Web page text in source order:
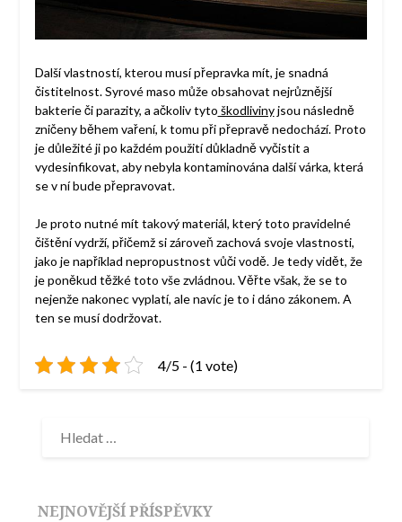
Další vlastností, kterou musí přepravka mít, je snadná
čistitelnost. Syrové maso může obsahovat nejrůznější
bakterie či parazity, a ačkoliv tyto škodlivinyjsou následně
zničeny během vaření, k tomu při přepravě nedochází. Proto
je důležité ji po každém použití důkladně vyčistit a
vydesinfikovat, aby nebyla kontaminována další várka, která
se v ní bude přepravovat.
Je proto nutné mít takový materiál, který toto pravidelné
čištění vydrží, přičemž si zároveň zachová svoje vlastnosti,
jako je například nepropustnost vůči vodě. Je tedy vidět, že
je poněkud těžké toto vše zvládnou. Věřte však, že se to
nejenže nakonec vyplatí, ale navíc je to i dáno zákonem. A
ten se musí dodržovat.
4/5 - (1 vote)
NEJNOVĚJŠÍ PŘÍSPĚVKY